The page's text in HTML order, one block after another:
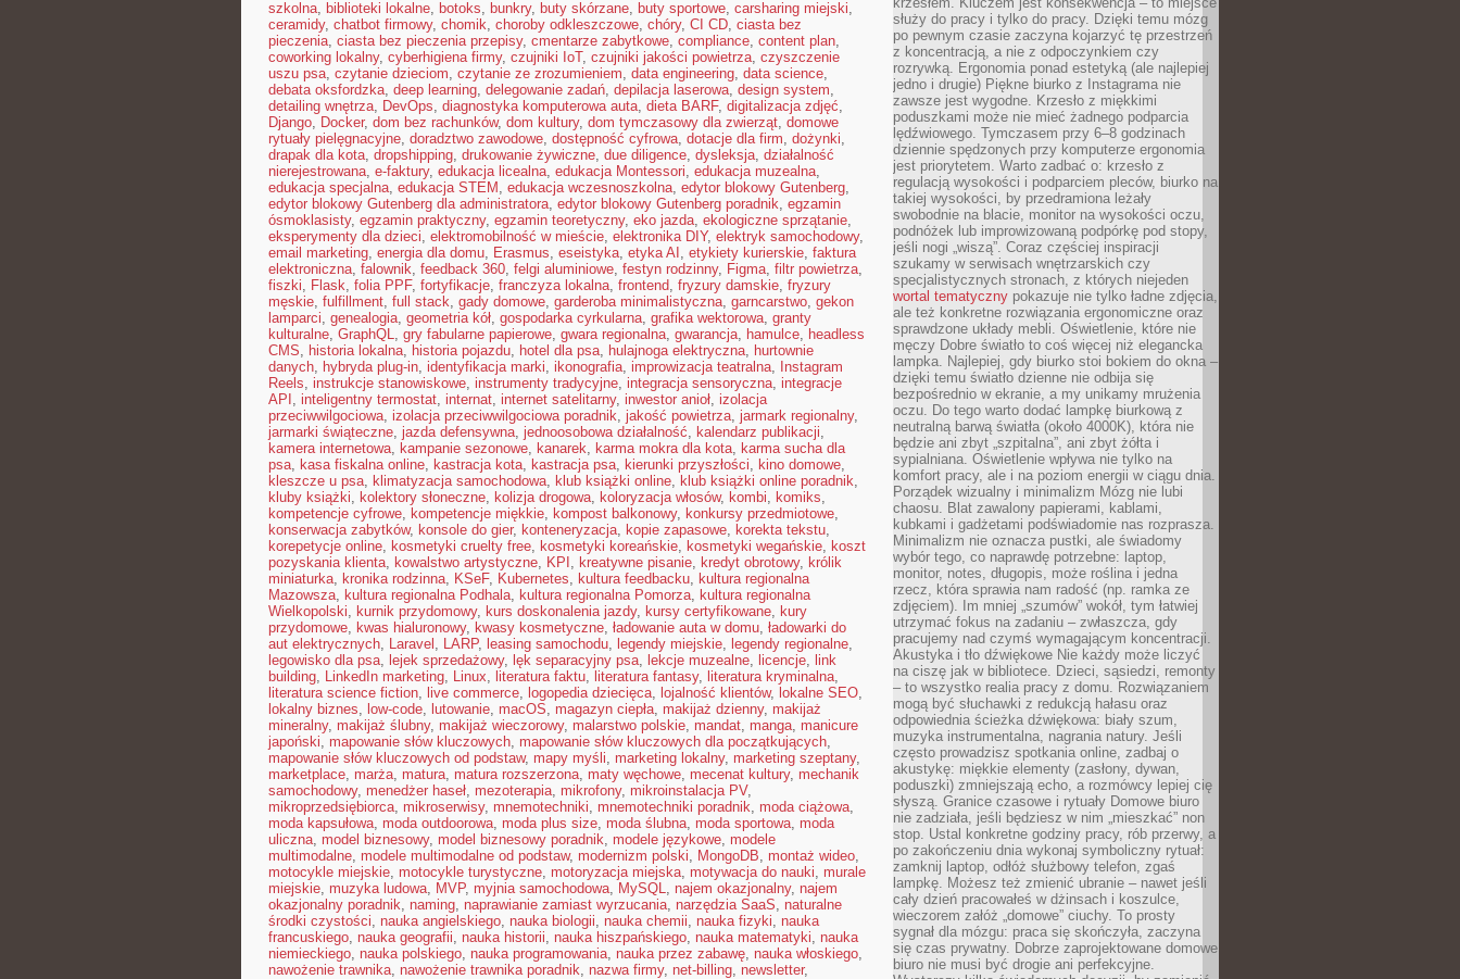
szkolna, biblioteki lokalne, botoks, bunkry, buty skórzane, buty sportowe, carsharing miejski,
ceramidy, chatbot firmowy, chomik, choroby odkleszczowe, chóry, CI CD, ciasta bez
pieczenia, ciasta bez pieczenia przepisy, cmentarze zabytkowe, compliance, content plan,
coworking lokalny, cyberhigiena firmy, czujniki IoT, czujniki jakości powietrza, czyszczenie
uszu psa, czytanie dzieciom, czytanie ze zrozumieniem, data engineering, data science,
debata oksfordzka, deep learning, delegowanie zadań, depilacja laserowa, design system,
detailing wnętrza, DevOps, diagnostyka komputerowa auta, dieta BARF, digitalizacja zdjęć,
Django, Docker, dom bez rachunków, dom kultury, dom tymczasowy dla zwierząt, domowe
rytuały pielęgnacyjne, doradztwo zawodowe, dostępność cyfrowa, dotacje dla firm, dożynki,
drapak dla kota, dropshipping, drukowanie żywiczne, due diligence, dysleksja, działalność
nierejestrowana, e-faktury, edukacja licealna, edukacja Montessori, edukacja muzealna,
edukacja specjalna, edukacja STEM , edukacja wczesnoszkolna, edytor blokowy Gutenberg,
edytor blokowy Gutenberg dla administratora, edytor blokowy Gutenberg poradnik, egzamin
ósmoklasisty, egzamin praktyczny, egzamin teoretyczny, eko jazda, ekologiczne sprzątanie,
eksperymenty dla dzieci, elektromobilność w mieście, elektronika DIY, elektryk samochodowy,
email marketing, energia dla domu, Erasmus, eseistyka, etyka AI , etykiety kurierskie, faktura
elektroniczna, falownik, feedback 360, felgi aluminiowe, festyn rodzinny, Figma, filtr powietrza,
fiszki, Flask, folia PPF, fortyfikacje, franczyza lokalna, frontend, fryzury damskie, fryzury
męskie, fulfillment, full stack, gady domowe, garderoba minimalistyczna, garncarstwo, gekon
lamparci, genealogia, geometria kół, gospodarka cyrkularna, grafika wektorowa, granty
kulturalne, GraphQL, gry fabularne papierowe, gwara regionalna, gwarancja, hamulce, headless
CMS, historia lokalna, historia pojazdu, hotel dla psa, hulajnoga elektryczna, hurtownie
danych, hybryda plug-in, identyfikacja marki, ikonografia, improwizacja teatralna, Instagram
Reels, instrukcje stanowiskowe, instrumenty tradycyjne, integracja sensoryczna, integracje
API , inteligentny termostat, internat, internet satelitarny, inwestor anioł, izolacja
przeciwwilgociowa, izolacja przeciwwilgociowa poradnik, jakość powietrza, jarmark regionalny,
jarmarki świąteczne, jazda defensywna, jednoosobowa działalność, kalendarz publikacji,
kamera internetowa, kampanie sezonowe, kanarek, karma mokra dla kota, karma sucha dla
psa, kasa fiskalna online, kastracja kota, kastracja psa, kierunki przyszłości, kino domowe,
kleszcze u psa, klimatyzacja samochodowa, klub książki online, klub książki online poradnik,
kluby książki, kolektory słoneczne, kolizja drogowa, koloryzacja włosów, kombi, komiks,
kompetencje cyfrowe, kompetencje miękkie, kompost balkonowy, konkursy przedmiotowe,
konserwacja zabytków, konsole do gier, konteneryzacja, kopie zapasowe, korekta tekstu,
korepetycje online, kosmetyki cruelty free, kosmetyki koreańskie, kosmetyki wegańskie, koszt
pozyskania klienta, kowalstwo artystyczne, KPI , kreatywne pisanie, kredyt obrotowy, królik
miniaturka, kronika rodzinna, KSeF, Kubernetes, kultura feedbacku, kultura regionalna
Mazowsza, kultura regionalna Podhala, kultura regionalna Pomorza, kultura regionalna
Wielkopolski, kurnik przydomowy, kurs doskonalenia jazdy, kursy certyfikowane, kury
przydomowe, kwas hialuronowy, kwasy kosmetyczne, ładowanie auta w domu, ładowarki do
aut elektrycznych, Laravel , LARP, leasing samochodu, legendy miejskie, legendy regionalne,
legowisko dla psa, lejek sprzedażowy, lęk separacyjny psa, lekcje muzealne, licencje, link
building, LinkedIn marketing, Linux, literatura faktu, literatura fantasy, literatura kryminalna,
literatura science fiction, live commerce, logopedia dziecięca, lojalność klientów, lokalne SEO,
lokalny biznes, low-code, lutowanie, macOS, magazyn ciepła, makijaż dzienny, makijaż
mineralny, makijaż ślubny, makijaż wieczorowy, malarstwo polskie, mandat, manga, manicure
japoński, mapowanie słów kluczowych, mapowanie słów kluczowych dla początkujących,
mapowanie słów kluczowych od podstaw, mapy myśli, marketing lokalny, marketing szeptany,
marketplace, marża, matura, matura rozszerzona, maty węchowe, mecenat kultury, mechanik
samochodowy, menedżer haseł, mezoterapia, mikrofony, mikroinstalacja PV,
mikroprzedsiębiorca, mikroserwisy, mnemotechniki, mnemotechniki poradnik, moda ciążowa,
moda kapsułowa, moda outdoorowa, moda plus size, moda ślubna, moda sportowa, moda
uliczna, model biznesowy, model biznesowy poradnik, modele językowe, modele
multimodalne, modele multimodalne od podstaw, modernizm polski, MongoDB, montaż wideo,
motocykle miejskie, motocykle turystyczne, motoryzacja miejska, motywacja do nauki, murale
miejskie, muzyka ludowa, MVP, myjnia samochodowa, MySQL, najem okazjonalny, najem
okazjonalny poradnik, naming, naprawianie zamiast wyrzucania, narzędzia SaaS, naturalne
środki czystości, nauka angielskiego, nauka biologii, nauka chemii, nauka fizyki, nauka
francuskiego, nauka geografii, nauka historii, nauka hiszpańskiego, nauka matematyki, nauka
niemieckiego, nauka polskiego, nauka programowania, nauka przez zabawę, nauka włoskiego,
nawożenie trawnika, nawożenie trawnika poradnik, nazwa firmy, net-billing, newsletter,
służy do pracy i tylko do pracy. Dzięki temu mózg
po pewnym czasie zaczyna kojarzyć tę przestrzeń
z koncentracją, a nie z odpoczynkiem czy
rozrywką. Ergonomia ponad estetyką (ale najlepiej
jedno i drugie) Piękne biurko z Instagrama nie
zawsze jest wygodne. Krzesło z miękkimi
poduszkami może nie mieć żadnego podparcia
lędźwiowego. Tymczasem przy 6–8 godzinach
dziennie spędzonych przy komputerze ergonomia
jest priorytetem. Warto zadbać o: krzesło z
regulacją wysokości i podparciem pleców, biurko na
takiej wysokości, by przedramiona leżały
swobodnie na blacie, monitor na wysokości oczu,
podnóżek lub improwizowaną podpórkę pod stopy,
jeśli nogi „wiszą”. Coraz częściej inspiracji
szukamy w serwisach wnętrzarskich czy
specjalistycznych stronach, z których niejeden
wortal tematyczny pokazuje nie tylko ładne zdjęcia,
ale też konkretne rozwiązania ergonomiczne oraz
sprawdzone układy mebli. Oświetlenie, które nie
męczy Dobre światło to coś więcej niż elegancka
lampka. Najlepiej, gdy biurko stoi bokiem do okna –
dzięki temu światło dzienne nie odbija się
bezpośrednio w ekranie, a my unikamy mrużenia
oczu. Do tego warto dodać lampkę biurkową z
neutralną barwą światła (około 4000K), która nie
będzie ani zbyt „szpitalna”, ani zbyt żółta i
sypialniana. Oświetlenie wpływa nie tylko na
komfort pracy, ale i na poziom energii w ciągu dnia.
Porządek wizualny i minimalizm Mózg nie lubi
chaosu. Blat zawalony papierami, kablami,
kubkami i gadżetami podświadomie nas rozprasza.
Minimalizm nie oznacza pustki, ale świadomy
wybór tego, co naprawdę potrzebne: laptop,
monitor, notes, długopis, może roślina i jedna
rzecz, która sprawia nam radość (np. ramka ze
zdjęciem). Im mniej „szumów” wokół, tym łatwiej
utrzymać fokus na zadaniu – zwłaszcza, gdy
pracujemy nad czymś wymagającym koncentracji.
Akustyka i tło dźwiękowe Nie każdy może liczyć
na ciszę jak w bibliotece. Dzieci, sąsiedzi, remonty
– to wszystko realia pracy z domu. Rozwiązaniem
mogą być słuchawki z redukcją hałasu oraz
odpowiednia ścieżka dźwiękowa: biały szum,
muzyka instrumentalna, nagrania natury. Jeśli
często prowadzisz spotkania online, zadbaj o
akustykę: miękkie elementy (zasłony, dywan,
poduszki) zmniejszają echo, a rozmówcy lepiej cię
słyszą. Granice czasowe i rytuały Domowe biuro
nie zadziała, jeśli będziesz w nim „mieszkać” non
stop. Ustal konkretne godziny pracy, rób przerwy, a
po zakończeniu dnia wykonaj symboliczny rytuał:
zamknij laptop, odłóż służbowy telefon, zgaś
lampkę. Możesz też zmienić ubranie – nawet jeśli
cały dzień pracowałeś w dżinsach i koszulce,
wieczorem załóż „domowe” ciuchy. To prosty
sygnał dla mózgu: praca się skończyła, zaczyna
się czas prywatny. Dobrze zaprojektowane domowe
biuro nie musi być drogie ani perfekcyjne.